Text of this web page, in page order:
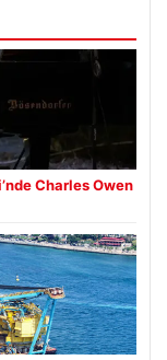
Charles Owen